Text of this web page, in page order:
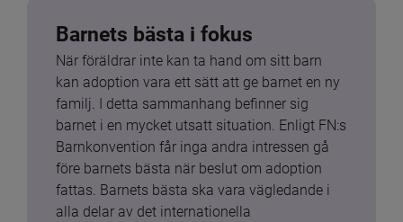
Barnets bästa i fokus
När föräldrar inte kan ta hand om sitt barn
kan adoption vara ett sätt att ge barnet en ny
familj. I detta sammanhang befinner sig
barnet i en mycket utsatt situation. Enligt FN:s
Barnkonvention får inga andra intressen gå
före barnets bästa när beslut om adoption
fattas. Barnets bästa ska vara vägledande i
alla delar av det internationella